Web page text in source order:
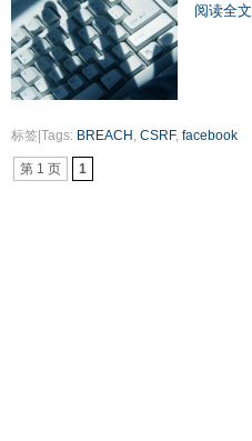
阅读全文
标签|Tags: BREACH , CSRF, facebook
第 1 页 1